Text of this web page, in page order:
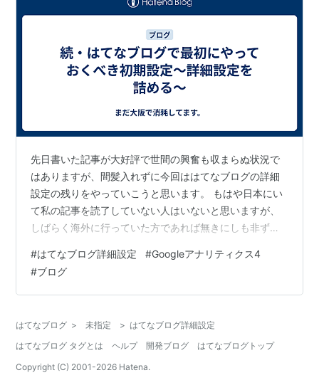
先日書いた記事が大好評で世間の興奮も収まらぬ状況で
はありますが、間髪入れずに今回ははてなブログの詳細
設定の残りをやっていこうと思います。 もはや日本にい
て私の記事を読了していない人はいないと思いますが、
しばらく海外に行っていた方であれば無きにしも非ずな
#はてなブログ詳細設定 #Googleアナリティクス4
#ブログ
はてなブログ > 未指定 > はてなブログ詳細設定
はてなブログ タグとは
ヘルプ 開発ブログ
はてなブログトップ
Copyright (C) 2001-2026 Hatena.